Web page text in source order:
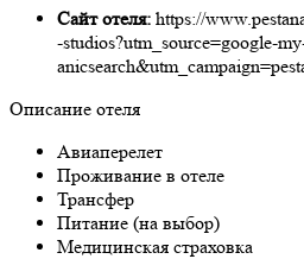
Сайт отеля: https://
-studios?utm_source=google-
Описание отеля
Авиаперелет
Проживание в отеле
Трансфер
Питание (на выбор)
Медицинская страховка